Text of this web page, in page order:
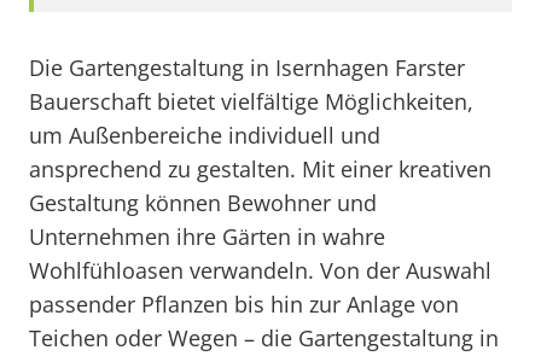
Die Gartengestaltung in Isernhagen Farster
Bauerschaft bietet vielfältige Möglichkeiten,
um Außenbereiche individuell und
ansprechend zu gestalten. Mit einer kreativen
Gestaltung können Bewohner und
Unternehmen ihre Gärten in wahre
Wohlfühloasen verwandeln. Von der Auswahl
passender Pflanzen bis hin zur Anlage von
Teichen oder Wegen – die Gartengestaltung in